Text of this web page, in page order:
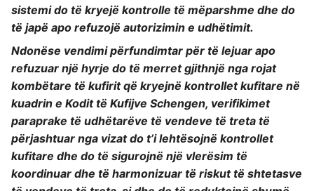
sistemi do të kryejë kontrolle të mëparshme dhe do
të japë apo refuzojë autorizimin e udhëtimit.
Ndonëse vendimi përfundimtar për të lejuar apo
refuzuar një hyrje do të merret gjithnjë nga rojat
kombëtare të kufirit që kryejnë kontrollet kufitare në
kuadrin e Kodit të Kufijve Schengen, verifikimet
paraprake të udhëtarëve të vendeve të treta të
përjashtuar nga vizat do t’i lehtësojnë kontrollet
kufitare dhe do të sigurojnë një vlerësim të
koordinuar dhe të harmonizuar të riskut të shtetasve